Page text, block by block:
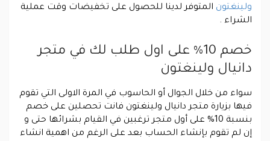
ولينغتون المتوفر لدينا للحصول على تخفيضات وقت عملية
الشراء .
خصم 10% على اول طلب لك في متجر
دانيال ولينغتون
سواء من خلال الجوال أو الحاسوب في المرة الاولى التي تقوم
فيها بزيارة متجر دانيال ولينغتون فانت تحصلين على خصم
بنسبة 10% على أول متجر ترغبين في القيام بشرائها حتى و
إن لم تقوم بإنشاء الحساب بعد على الرغم من اهمية انشاء